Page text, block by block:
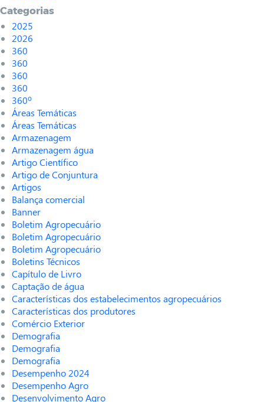
Categorias
2025
2026
360
360
360
360
360º
Áreas Temáticas
Áreas Temáticas
Armazenagem
Armazenagem água
Artigo Científico
Artigo de Conjuntura
Artigos
Balança comercial
Banner
Boletim Agropecuário
Boletim Agropecuário
Boletim Agropecuário
Boletins Técnicos
Capítulo de Livro
Captação de água
Características dos estabelecimentos agropecuários
Características dos produtores
Comércio Exterior
Demografia
Demografia
Demografia
Desempenho 2024
Desempenho Agro
Desenvolvimento Agro